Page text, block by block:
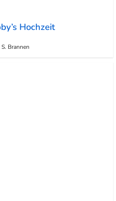
Hochzeit
S. Brannen